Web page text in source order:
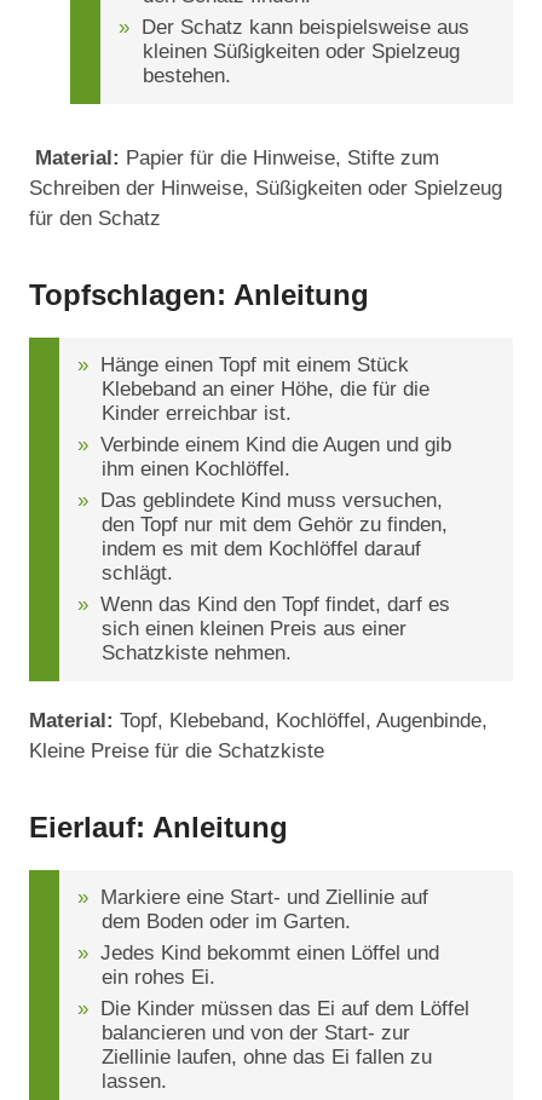
Der Schatz kann beispielsweise aus
kleinen Süßigkeiten oder Spielzeug
bestehen.
Material: Papier für die Hinweise, Stifte zum
Schreiben der Hinweise, Süßigkeiten oder Spielzeug
für den Schatz
Topfschlagen: Anleitung
Hänge einen Topf mit einem Stück
Klebeband an einer Höhe, die für die
Kinder erreichbar ist.
Verbinde einem Kind die Augen und gib
ihm einen Kochlöffel.
Das geblindete Kind muss versuchen,
den Topf nur mit dem Gehör zu finden,
indem es mit dem Kochlöffel darauf
schlägt.
Wenn das Kind den Topf findet, darf es
sich einen kleinen Preis aus einer
Schatzkiste nehmen.
Material: Topf, Klebeband, Kochlöffel, Augenbinde,
Kleine Preise für die Schatzkiste
Eierlauf: Anleitung
Markiere eine Start- und Ziellinie auf
dem Boden oder im Garten.
Jedes Kind bekommt einen Löffel und
ein rohes Ei.
Die Kinder müssen das Ei auf dem Löffel
balancieren und von der Start- zur
Ziellinie laufen, ohne das Ei fallen zu
lassen.